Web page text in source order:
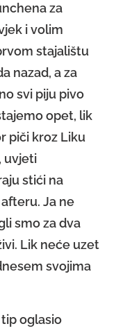
za
i volim
stajalištu
nazad, a za
svi piju pivo
opet, lik
piči kroz Liku
uvjeti
stići na
Ja ne
smo za dva
Lik neće uzet
svojima
oglasio